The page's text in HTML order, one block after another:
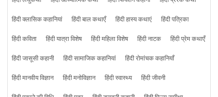
हिंदी क्लासिक कहानियां
हिंदी बाल कथाएँ हिंदी हास्य कथाएं
हिंदी पत्रिका
हिंदी कविता
हिंदी यात्रा विशेष हिंदी महिला विशेष हिंदी नाटक
हिंदी प्रेम कथाएँ
हिंदी जासूसी कहानी
हिंदी सामाजिक कहानियां
हिंदी रोमांचक कहानियाँ
हिंदी मानवीय विज्ञान
हिंदी मनोविज्ञान हिंदी स्वास्थ्य
हिंदी जीवनी